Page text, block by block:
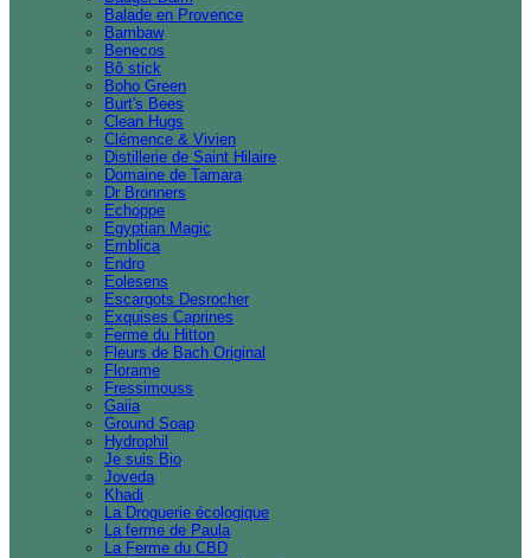
Balade en Provence
Bambaw
Benecos
Bô stick
Boho Green
Burt's Bees
Clean Hugs
Clémence & Vivien
Distillerie de Saint Hilaire
Domaine de Tamara
Dr Bronners
Echoppe
Egyptian Magic
Emblica
Endro
Eolesens
Escargots Desrocher
Exquises Caprines
Ferme du Hitton
Fleurs de Bach Original
Florame
Fressimouss
Gaiia
Ground Soap
Hydrophil
Je suis Bio
Joveda
Khadi
La Droguerie écologique
La ferme de Paula
La Ferme du CBD